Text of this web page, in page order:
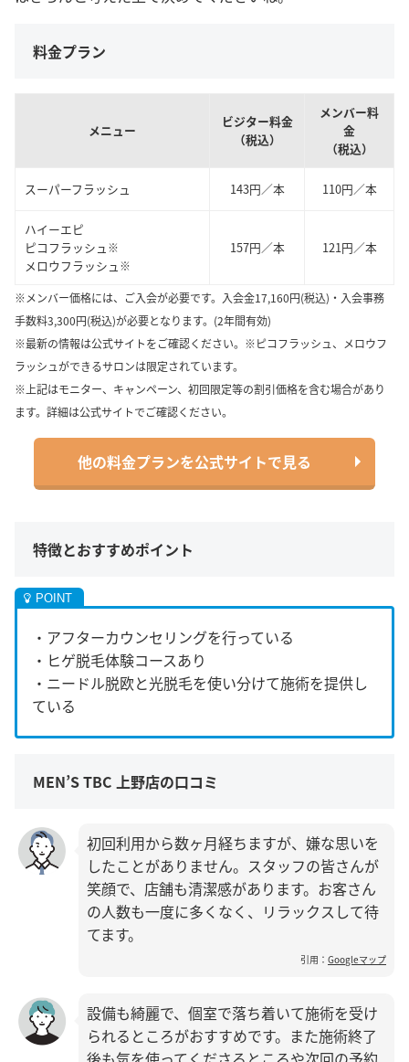
料金プラン
メニュー
ビジター料金
（税込）
メンバー料
金
（税込）
スーパーフラッシュ 143円／本 110円／本
ハイーエピ
ピコフラッシュ ※
メロウフラッシュ ※
157円／本 121円／本
※メンバー価格には、ご入会が必要です。入会金17,160円(税込)・入会事務
手数料3,300円(税込)が必要となります。(2年間有効)
※最新の情報は公式サイトをご確認ください。※ピコフラッシュ、メロウフ
ラッシュができるサロンは限定されています。
※上記はモニター、キャンペーン、初回限定等の割引価格を含む場合があり
ます。詳細は公式サイトでご確認ください。
他の料金プランを公式サイトで見る
特徴とおすすめポイント
・アフターカウンセリングを行っている
・ヒゲ脱毛体験コースあり
・ニードル脱欧と光脱毛を使い分けて施術を提供し
ている
MEN’S TBC 上野店の口コミ
初回利用から数ヶ月経ちますが、嫌な思いを
したことがありません。スタッフの皆さんが
笑顔で、店舗も清潔感があります。お客さん
の人数も一度に多くなく、リラックスして待
てます。
引用： Googleマップ
設備も綺麗で、個室で落ち着いて施術を受け
られるところがおすすめです。また施術終了